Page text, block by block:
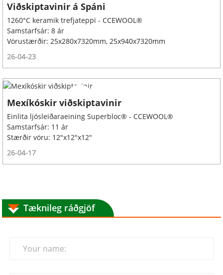
Viðskiptavinir á Spáni
1260°C keramik trefjateppi - CCEWOOL®
Samstarfsár: 8 ár
Vörustærðir: 25x280x7320mm, 25x940x7320mm
26-04-23
Mexíkóskir viðskiptavinir
Einlita ljósleiðaraeining Superbloc® - CCEWOOL®
Samstarfsár: 11 ár
Stærðir vöru: 12"x12"x12"
26-04-17
Tæknileg ráðgjöf